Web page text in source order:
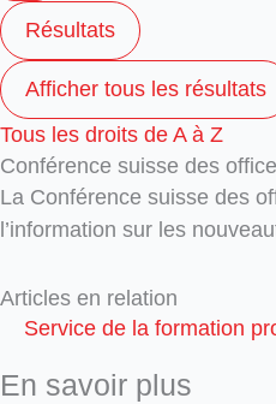
Résultats
Afficher tous les résultats
Tous les droits de A à Z
Conférence suisse des
La Conférence suisse des
l’information sur les
Articles en relation
Service de la formation
En savoir plus